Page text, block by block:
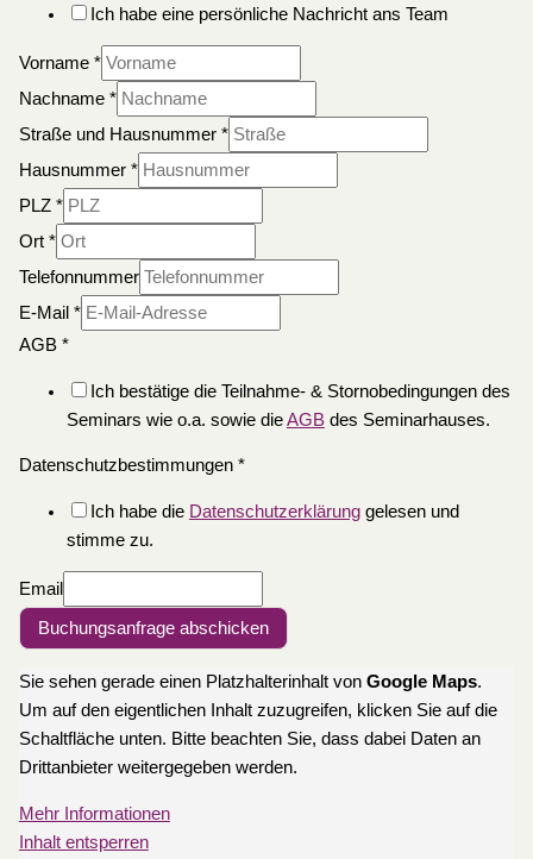
Ich habe eine persönliche Nachricht ans Team
Vorname *
Nachname *
Straße und Hausnummer *
Hausnummer *
PLZ *
Ort *
Telefonnummer
E-Mail *
AGB *
Ich bestätige die Teilnahme- & Stornobedingungen des
Seminars wie o.a. sowie dieAGBdes Seminarhauses.
Datenschutzbestimmungen *
Ich habe die Datenschutzerklärunggelesen und
stimme zu.
Email
Buchungsanfrage abschicken
Sie sehen gerade einen Platzhalterinhalt von Google Maps.
Um auf den eigentlichen Inhalt zuzugreifen, klicken Sie auf die
Schaltfläche unten. Bitte beachten Sie, dass dabei Daten an
Drittanbieter weitergegeben werden.
Mehr Informationen
Inhalt entsperren